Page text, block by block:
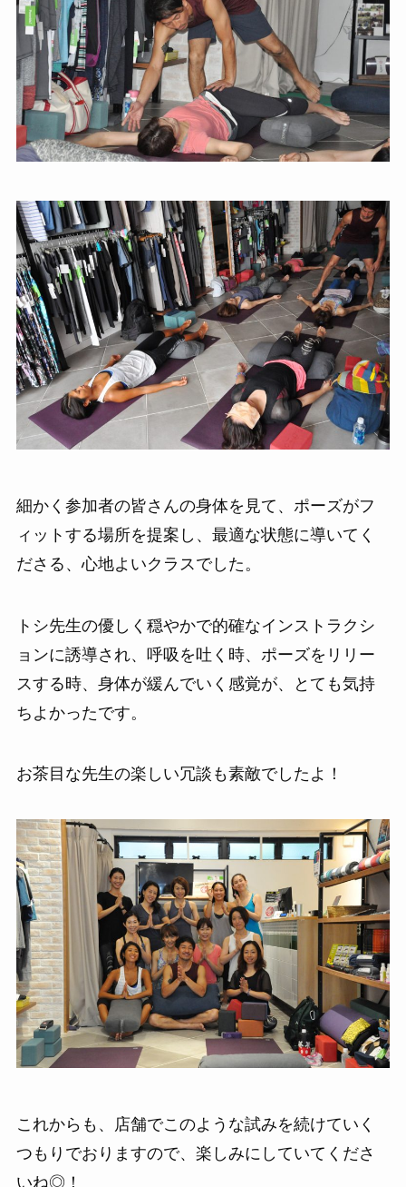
細かく参加者の皆さんの身体を見て、ポーズがフ
ィットする場所を提案し、最適な状態に導いてく
ださる、心地よいクラスでした。
トシ先生の優しく穏やかで的確なインストラクシ
ョンに誘導され、呼吸を吐く時、ポーズをリリー
スする時、身体が緩んでいく感覚が、とても気持
ちよかったです。
お茶目な先生の楽しい冗談も素敵でしたよ！
これからも、店舗でこのような試みを続けていく
つもりでおりますので、楽しみにしていてくださ
いね◎！